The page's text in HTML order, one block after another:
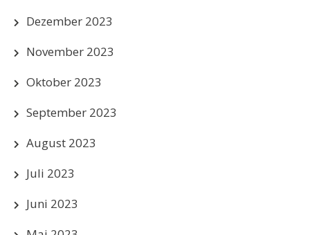
Dezember 2023
November 2023
Oktober 2023
September 2023
August 2023
Juli 2023
Juni 2023